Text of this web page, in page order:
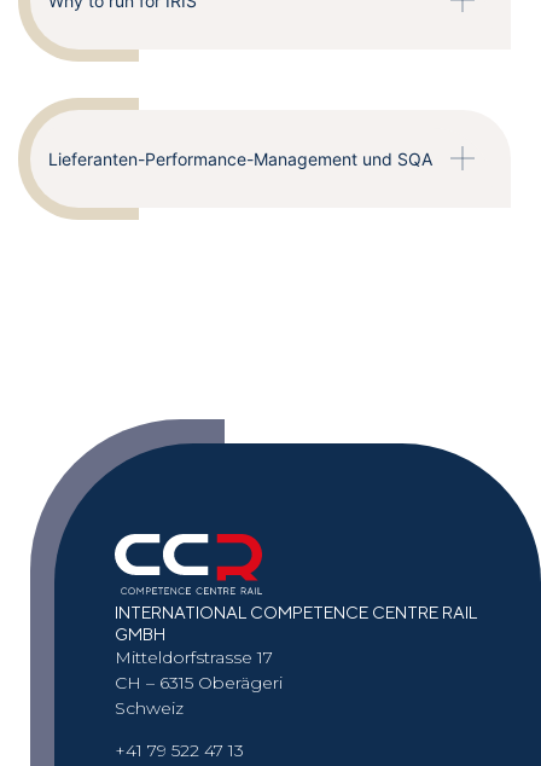
Lieferanten-Performance-Management und SQA
INTERNATIONAL COMPETENCE CENTRE RAIL
GMBH
Mitteldorfstrasse 17
CH – 6315 Oberägeri
Schweiz
+41 79 522 47 13